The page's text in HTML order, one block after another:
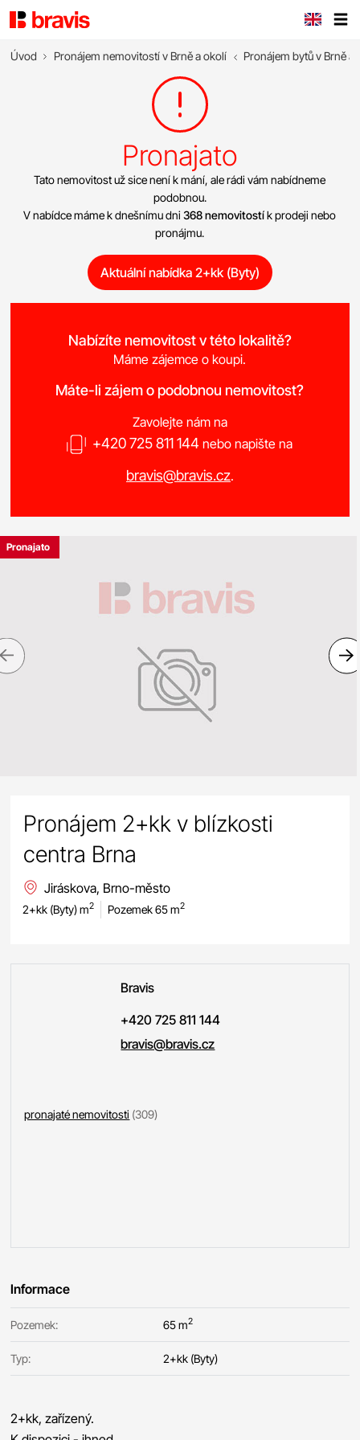
Úvod Pronájem nemovitostí v Brně a okolí Pronájem bytů v Brně a
Pronajato
Tato nemovitost už sice není k mání, ale rádi vám nabídneme
podobnou.
V nabídce máme k dnešnímu dni368 nemovitostík prodeji nebo
pronájmu.
Aktuální nabídka 2+kk (Byty)
Nabízíte nemovitost v této lokalitě?
Máme zájemce o koupi.
Máte-li zájem o podobnou nemovitost?
Zavolejte nám na
+420 725 811 144 nebo napište na
bravis@bravis.cz.
Pronajato
Pronájem 2+kk v blízkosti
centra Brna
Jiráskova, Brno-město
2+kk (Byty) m2 Pozemek 65 m2
Bravis
+420 725 811 144
bravis@bravis.cz
pronajaté nemovitosti (309)
Informace
Pozemek: 65 m2
Typ: 2+kk (Byty)
2+kk, zařízený.